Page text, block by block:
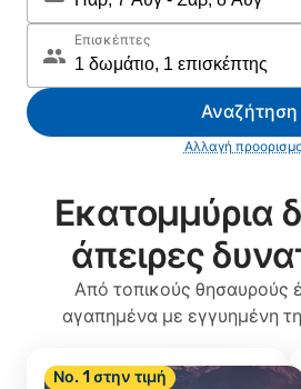
Επισκέπτες
Αναζήτηση
Αλλαγή
Εκατομμύρια
άπειρες
Από τοπικούς θησαυρούς
αγαπημένα με εγγυημένη
Νο. 1 στην τιμή